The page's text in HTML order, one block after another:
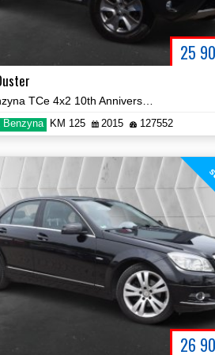
25
Benzyna KM 125 2015 127552
26